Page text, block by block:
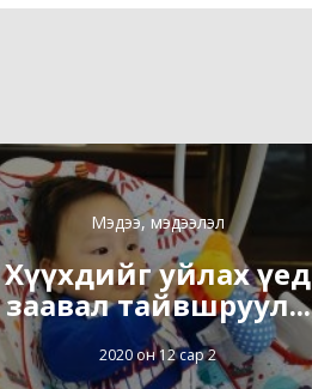
Мэдээ, мэдээлэл
Хүүхдийг уйлах үед
заавал тайвшруул...
2020 он 12 сар 2